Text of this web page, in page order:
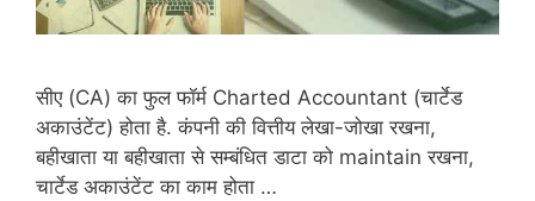
सीए (CA) का फुल फॉर्म Charted Accountant (चार्टेड
अकाउंटेंट) होता है. कंपनी की वित्तीय लेखा-जोखा रखना,
बहीखाता या बहीखाता से सम्बंधित डाटा को maintain रखना,
चार्टेड अकाउंटेंट का काम होता …